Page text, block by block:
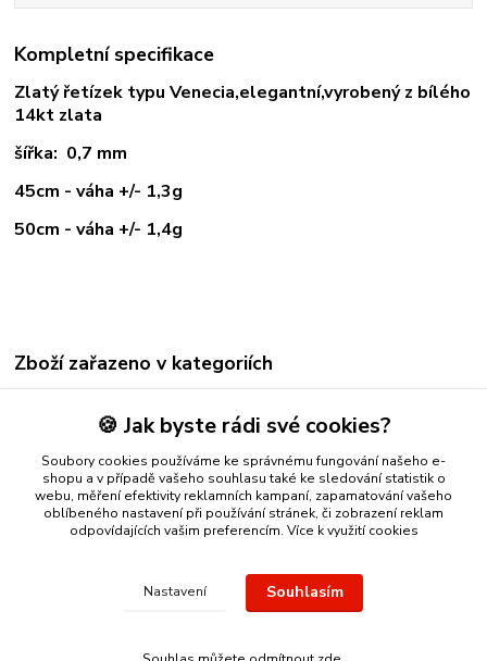
Kompletní specifikace
Zlatý řetízek typu Venecia,elegantní,vyrobený z bílého
14kt zlata
šířka: 0,7 mm
45cm - váha +/- 1,3g
50cm - váha +/- 1,4g
Zboží zařazeno v kategoriích
bílé zlato
Řetízky a přívěsky
Nákup zlatého šperku s jistotou a ke spokojenosti
nebo řetízek spolehlivý nápad na dárek.Stříbro Nikol
🍪 Jak byste rádi své cookies?
Soubory cookies používáme ke správnému fungování našeho e-
shopu a v případě vašeho souhlasu také ke sledování statistik o
webu, měření efektivity reklamních kampaní, zapamatování vašeho
oblíbeného nastavení při používání stránek, či zobrazení reklam
odpovídajících vašim preferencím. Více k využití cookies
Nastavení Souhlasím